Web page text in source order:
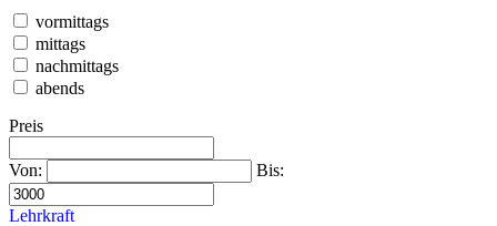
vormittags
mittags
nachmittags
abends
Preis
Von: Bis:
Lehrkraft